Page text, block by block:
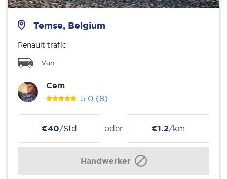
Temse, Belgium
Renault trafic
Van
Cem
5.0 (8)
€40/Std oder €1.2/km
Handwerker